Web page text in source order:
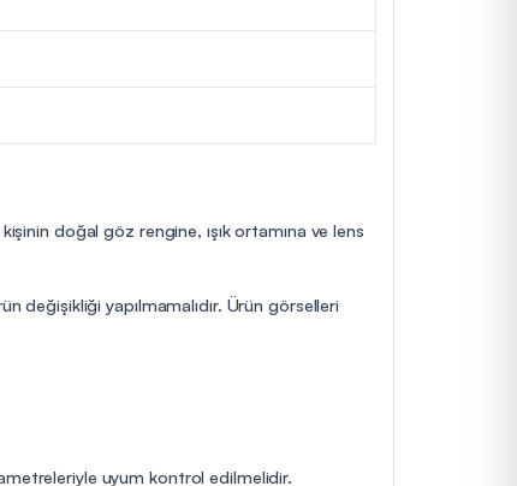
doğal göz rengine, ışık ortamına ve lens
değişikliği yapılmamalıdır. Ürün görselleri
uyum kontrol edilmelidir.